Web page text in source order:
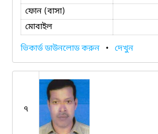
ফোন (বাসা)
মোবাইল
ভিকার্ড ডাউনলোড করুন • দেখুন
৭